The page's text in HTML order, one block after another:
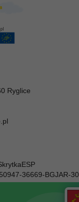
Ryglice
36669-BGJAR-30